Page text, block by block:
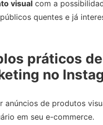
visual com a
quentes e já
práticos de
no
anúncios de produtos
em seu e-commerce.